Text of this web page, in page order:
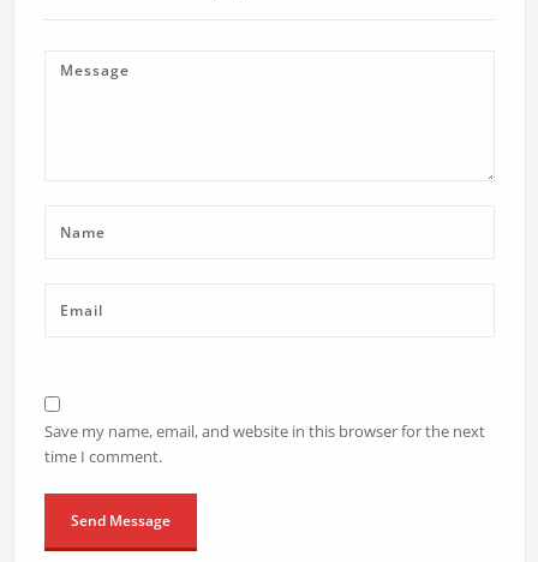
Save my name, email, and website in this browser for the next
time I comment.